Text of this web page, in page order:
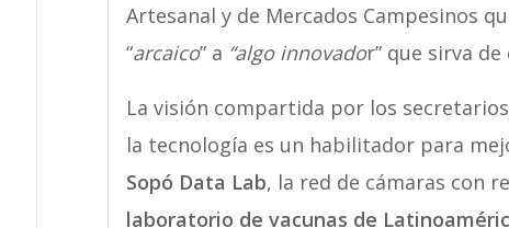
Artesanal y de Mercados Campesinos
“arcaico” a “algo innovador” que sirva
La visión compartida por los
la tecnología es un habilitador para
Sopó Data Lab, la red de cámaras con
laboratorio de vacunas de